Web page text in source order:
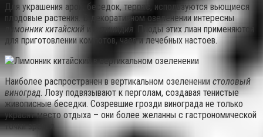
Для украшения арок, беседок, террас, используются вьющиеся
плодовые растения. В декоративном озеленении интересны
лимонник китайский
актинидия . Плоды этих лиан применяются
для приготовлении компотов, чаев и лечебных настоев.
Наиболее распространен в вертикальном озеленении столовый
виноград. Лозу подвязывают к перголам, создавая тенистые
живописные беседки. Созревшие грозди винограда не только
украсят место отдыха – они более желанны с гастрономической
точки зрения.